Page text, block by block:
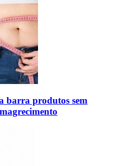
barra produtos sem